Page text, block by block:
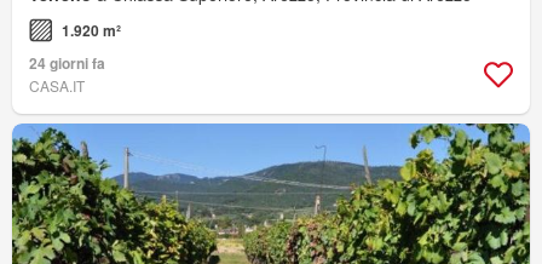
1.920 m²
24 giorni fa
CASA.IT